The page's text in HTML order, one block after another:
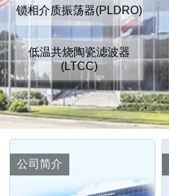
锁相介质振荡器(PLDRO)
低温共烧陶瓷滤波器
(LTCC)
公司简介